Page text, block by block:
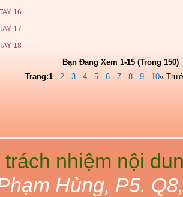
16
17
18
Bạn Đang Xem 1-15 (Trong 150)
Trang:1 -2 -3 -4 -5 -6 -7 -8 -9 - 10«
trách nhiệm nội
Hùng, P5.